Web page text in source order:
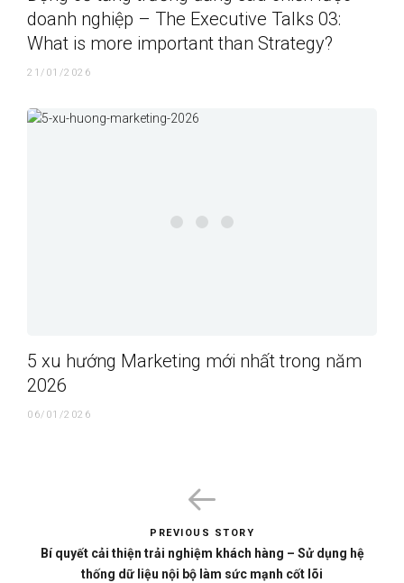
doanh nghiệp – The Executive Talks 03:
What is more important than Strategy?
21/01/2026
5 xu hướng Marketing mới nhất trong năm
2026
06/01/2026
PREVIOUS STORY
Bí quyết cải thiện trải nghiệm khách hàng – Sử dụng hệ
thống dữ liệu nội bộ làm sức mạnh cốt lõi